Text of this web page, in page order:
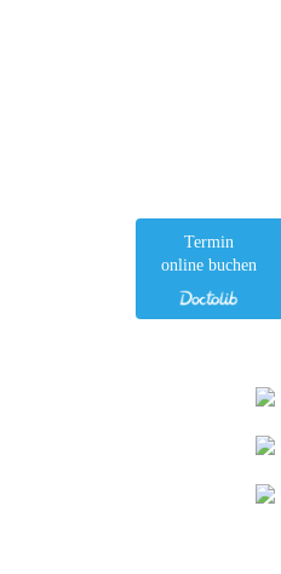
Termin
online buchen